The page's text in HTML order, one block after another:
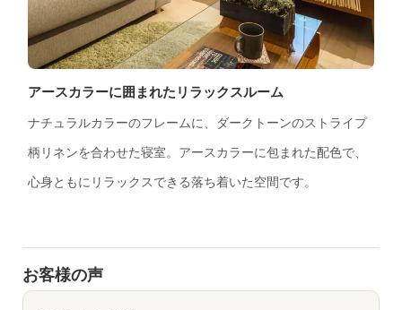
アースカラーに囲まれたリラックスルーム
ナチュラルカラーのフレームに、ダークトーンのストライプ
柄リネンを合わせた寝室。アースカラーに包まれた配色で、
心身ともにリラックスできる落ち着いた空間です。
お客様の声